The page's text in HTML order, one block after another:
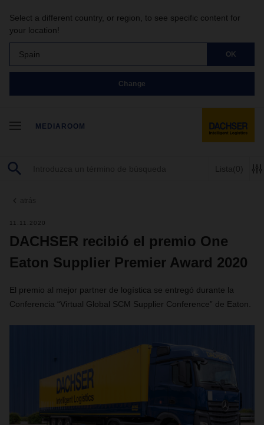
Select a different country, or region, to see specific content for
your location!
Spain OK
Change
MEDIAROOM
Lista (0)
atrás
11.11.2020
DACHSER recibió el premio One
Eaton Supplier Premier Award 2020
El premio al mejor partner de logística se entregó durante la
Conferencia “Virtual Global SCM Supplier Conference” de Eaton.